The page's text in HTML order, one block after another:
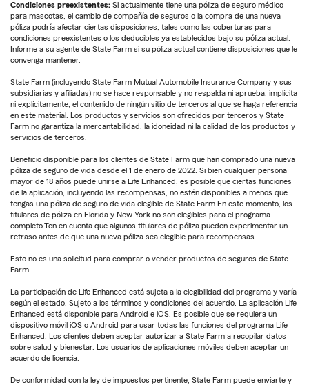
Condiciones preexistentes: Si actualmente tiene una póliza de seguro médico
para mascotas, el cambio de compañía de seguros o la compra de una nueva
póliza podría afectar ciertas disposiciones, tales como las coberturas para
condiciones preexistentes o los deducibles ya establecidos bajo su póliza actual.
Informe a su agente de State Farm si su póliza actual contiene disposiciones que le
convenga mantener.
State Farm (incluyendo State Farm Mutual Automobile Insurance Company y sus
subsidiarias y afiliadas) no se hace responsable y no respalda ni aprueba, implícita
ni explícitamente, el contenido de ningún sitio de terceros al que se haga referencia
en este material. Los productos y servicios son ofrecidos por terceros y State
Farm no garantiza la mercantabilidad, la idoneidad ni la calidad de los productos y
servicios de terceros.
Beneficio disponible para los clientes de State Farm que han comprado una nueva
póliza de seguro de vida desde el 1 de enero de 2022. Si bien cualquier persona
mayor de 18 años puede unirse a Life Enhanced, es posible que ciertas funciones
de la aplicación, incluyendo las recompensas, no estén disponibles a menos que
tengas una póliza de seguro de vida elegible de State Farm.En este momento, los
titulares de póliza en Florida y New York no son elegibles para el programa
completo.Ten en cuenta que algunos titulares de póliza pueden experimentar un
retraso antes de que una nueva póliza sea elegible para recompensas.
Esto no es una solicitud para comprar o vender productos de seguros de State
Farm.
La participación de Life Enhanced está sujeta a la elegibilidad del programa y varía
según el estado. Sujeto a los términos y condiciones del acuerdo. La aplicación Life
Enhanced está disponible para Android e iOS. Es posible que se requiera un
dispositivo móvil iOS o Android para usar todas las funciones del programa Life
Enhanced. Los clientes deben aceptar autorizar a State Farm a recopilar datos
sobre salud y bienestar. Los usuarios de aplicaciones móviles deben aceptar un
acuerdo de licencia.
De conformidad con la ley de impuestos pertinente, State Farm puede enviarte y